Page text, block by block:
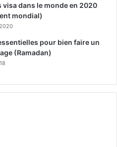
visa dans le monde en 2020
mondial)
pour bien faire un
(Ramadan)